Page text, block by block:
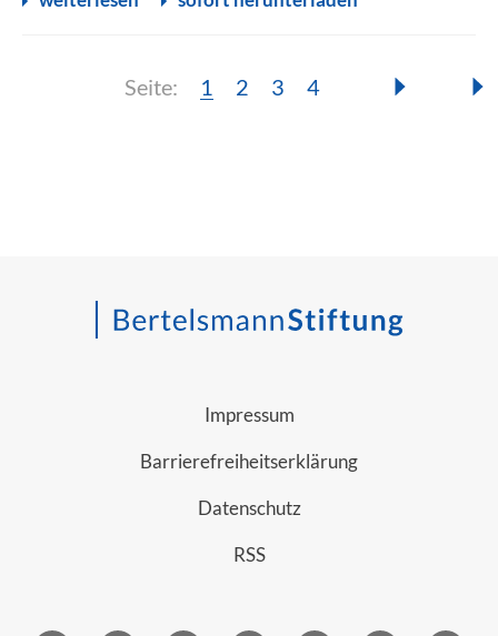
Seite: Seite:
1 Seite:
2 Seite:
3 Seite:
4
Impressum
Barrierefreiheitserklärung
Datenschutz
RSS